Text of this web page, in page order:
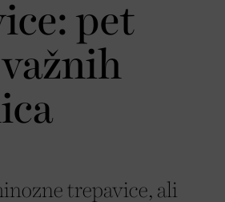
pet
trepavice, ali